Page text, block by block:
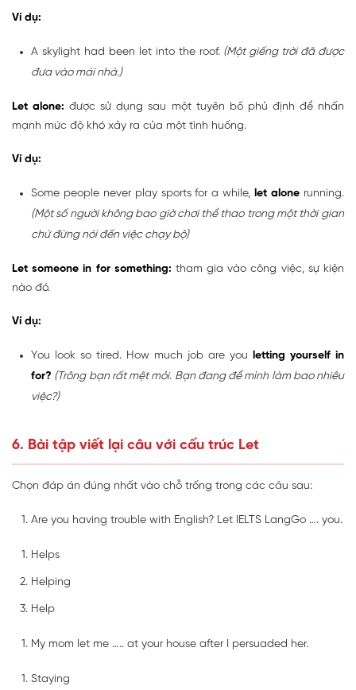
Ví dụ:
A skylight had been let into the roof. (Một giếng trời đã được
đưa vào mái nhà.)
Let alone:được sử dụng sau một tuyên bố phủ định để nhấn
mạnh mức độ khó xảy ra của một tình huống.
Ví dụ:
Some people never play sports for a while,let alone running.
(Một số người không bao giờ chơi thể thao trong một thời gian
chứ đừng nói đến việc chạy bộ)
Let someone in for something: tham gia vào công việc, sự kiện
nào đó.
Ví dụ:
You look so tired. How much job are you letting yourself in
for? (Trông bạn rất mệt mỏi. Bạn đang để mình làm bao nhiêu
việc?)
6. Bài tập viết lại câu với cấu trúc Let
Chọn đáp án đúng nhất vào chỗ trống trong các câu sau:
Are you having trouble with English? Let IELTS LangGo …. you.
Helps
Helping
Help
My mom let me ….. at your house after I persuaded her.
Staying